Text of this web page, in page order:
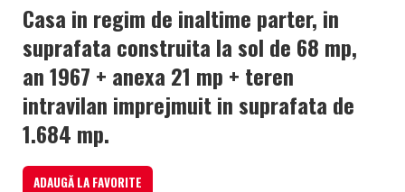
Casa in regim de inaltime parter, in
suprafata construita la sol de 68 mp,
an 1967 + anexa 21 mp + teren
intravilan imprejmuit in suprafata de
1.684 mp.
ADAUGĂ LA FAVORITE